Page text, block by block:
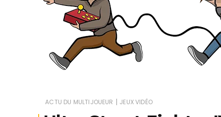
ACTU DU MULTIJOUEUR | JEUX VIDÉO